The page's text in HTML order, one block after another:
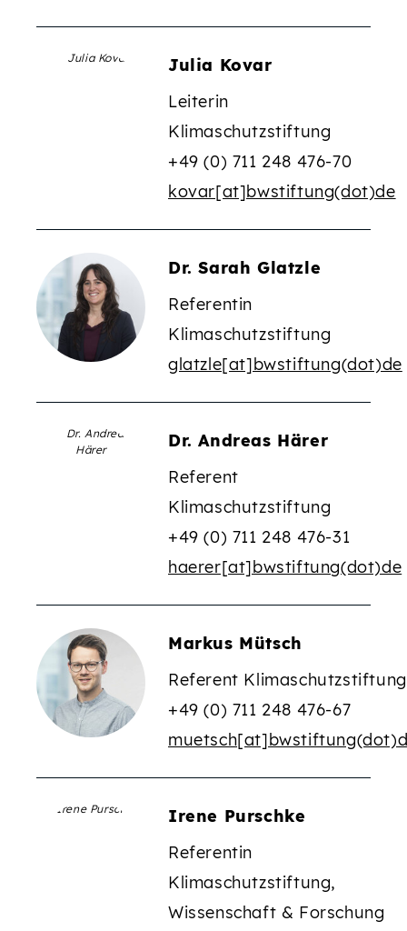
Julia Kovar
Leiterin
Klimaschutzstiftung
+49 (0) 711 248 476-70
kovar[at]bwstiftung(dot)de
Dr. Sarah Glatzle
Referentin
Klimaschutzstiftung
glatzle[at]bwstiftung(dot)de
Dr. Andreas Härer
Referent
Klimaschutzstiftung
+49 (0) 711 248 476-31
haerer[at]bwstiftung(dot)de
Markus Mütsch
Referent Klimaschutzstiftung
+49 (0) 711 248 476-67
Irene Purschke
Referentin
Klimaschutzstiftung,
Wissenschaft & Forschung